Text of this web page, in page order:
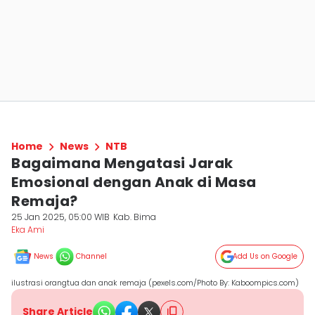
Home News NTB
Bagaimana Mengatasi Jarak
Emosional dengan Anak di Masa
Remaja?
25 Jan 2025, 05:00 WIB Kab. Bima
Eka Ami
News Channel Add Us on Google
ilustrasi orangtua dan anak remaja (pexels.com/Photo By: Kaboompics.com)
Share Article